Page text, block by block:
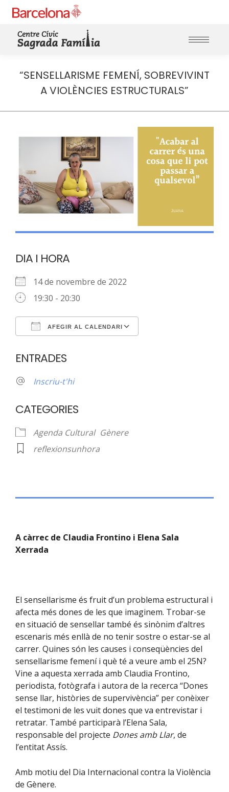
“SENSELLARISME FEMENÍ, SOBREVIVINT
A VIOLÈNCIES ESTRUCTURALS”
DIA I HORA
14 de novembre de 2022
19:30 - 20:30
AFEGIR AL CALENDARI
ENTRADES
Inscriu-t'hi
CATEGORIES
Agenda Cultural Gènere
reflexionsunhora
A càrrec de Claudia Frontino i Elena Sala
Xerrada
El sensellarisme és fruit d’un problema estructural i
afecta més dones de les que imaginem. Trobar-se
en situació de sensellar també és sinònim d’altres
escenaris més enllà de no tenir sostre o estar-se al
carrer. Quines són les causes i conseqüències del
sensellarisme femení i què té a veure amb el 25N?
Vine a aquesta xerrada amb Claudia Frontino,
periodista, fotògrafa i autora de la recerca “Dones
sense llar, històries de supervivència” per conèixer
el testimoni de les vuit dones que va entrevistar i
retratar. També participarà l’Elena Sala,
responsable del projecte Dones amb Llar, de
l’entitat Assís.
Amb motiu del Dia Internacional contra la Violència
de Gènere.